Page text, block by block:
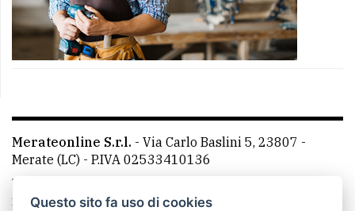
Merateonline S.r.l. - Via Carlo Baslini 5, 23807 -
Merate (LC) - P.IVA 02533410136
Telefono:
mail: redazione@merateonline.it
Questo sito fa uso di cookies